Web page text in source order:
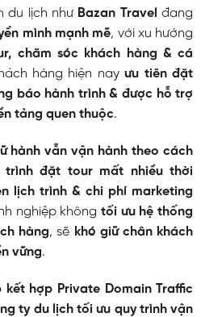
du lịch như Bazan Travel đang
mình mạnh mẽ, với xu hướng
chăm sóc khách hàng & cá
hàng hiện nayưu tiên đặt
báo hành trình & được hỗ trợ
tảng quen thuộc.
hành vẫn vận hành theo cách
trình đặt tour mất nhiều thời
lịch trình & chi phí marketing
nghiệp không tối ưu hệ thống
hàng, sẽ khó giữ chân khách
vững.
hợp Private Domain Traffic
ty du lịch tối ưu quy trình vận